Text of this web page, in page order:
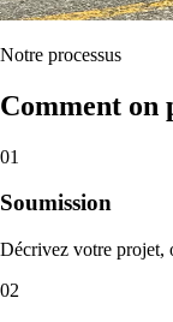
Notre processus
Comment on
01
Soumission
Décrivez votre projet,
02